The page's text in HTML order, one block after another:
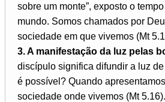
sobre um monte”, exposto o
mundo. Somos chamados por
sociedade em que vivemos (Mt
3. A manifestação da luz pelas
discípulo significa difundir a luz
é possível? Quando
sociedade onde vivemos (Mt